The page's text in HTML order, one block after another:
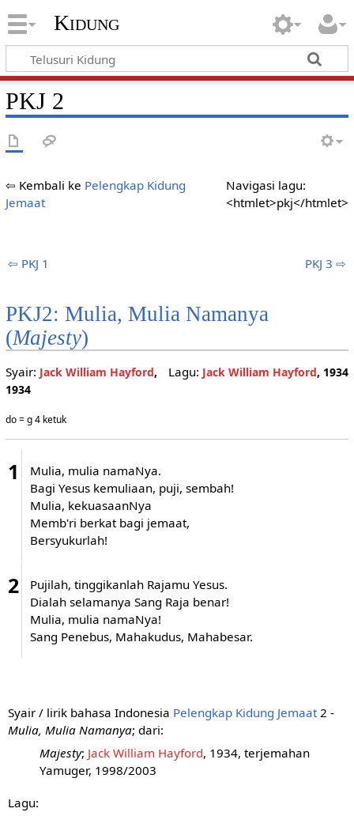
Kidung
PKJ 2
Navigasi lagu:
<htmlet>pkj</htmlet>
⇦ Kembali ke Pelengkap Kidung
Jemaat
⇦ PKJ 1 PKJ 3 ⇨
PKJ2: Mulia, Mulia Namanya
(Majesty)
Lagu: Jack William Hayford, 1934
Syair: Jack William Hayford,
1934
do = g 4 ketuk
1
Mulia, mulia namaNya.
Bagi Yesus kemuliaan, puji, sembah!
Mulia, kekuasaanNya
Memb'ri berkat bagi jemaat,
Bersyukurlah!
2
Pujilah, tinggikanlah Rajamu Yesus.
Dialah selamanya Sang Raja benar!
Mulia, mulia namaNya!
Sang Penebus, Mahakudus, Mahabesar.
Syair / lirik bahasa Indonesia Pelengkap Kidung Jemaat2 -
Mulia, Mulia Namanya; dari:
Majesty; Jack William Hayford, 1934, terjemahan
Yamuger, 1998/2003
Lagu: